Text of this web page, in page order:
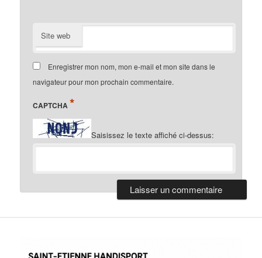
Site web
Enregistrer mon nom, mon e-mail et mon site dans le
navigateur pour mon prochain commentaire.
CAPTCHA*
Saisissez le texte affiché ci-dessus: